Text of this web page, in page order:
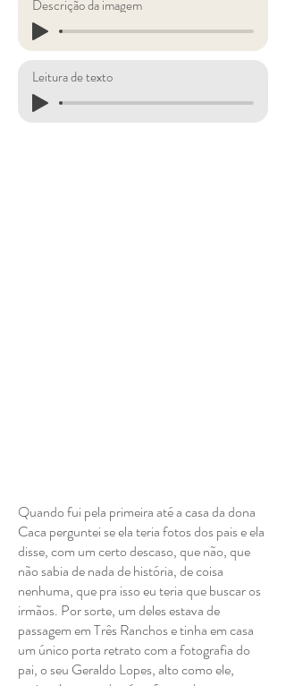
Descrição da imagem
Leitura de texto
Quando fui pela primeira até a casa da dona
Caca perguntei se ela teria fotos dos pais e ela
disse, com um certo descaso, que não, que
não sabia de nada de história, de coisa
nenhuma, que pra isso eu teria que buscar os
irmãos. Por sorte, um deles estava de
passagem em Três Ranchos e tinha em casa
um único porta retrato com a fotografia do
pai, o seu Geraldo Lopes, alto como ele,